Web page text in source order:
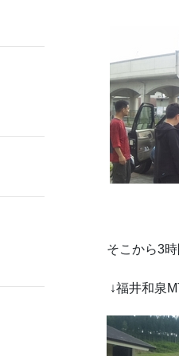
そこから3
↓福井和泉